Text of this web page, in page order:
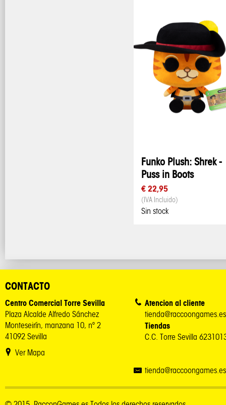
Funko Plush: Shrek -
Puss in Boots
€ 22,95
(IVA Incluido)
Sin stock
CONTACTO
Centro Comercial Torre Sevilla
Plaza Alcalde Alfredo Sánchez
Monteseirín, manzana 10, nº 2
41092 Sevilla
Ver Mapa
Atencion al cliente
tienda@raccoongames.es
Tiendas
C.C. Torre Sevilla
tienda@raccoongames.es